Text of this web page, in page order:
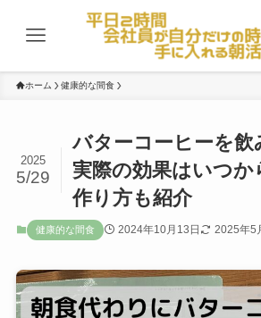
ホーム 健康的な間食
バターコーヒーを飲
実際の効果はいつか
作り方も紹介
2025
5/29
健康的な間食 2024年10月13日 2025年5